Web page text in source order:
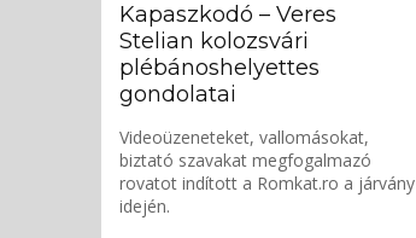
Kapaszkodó – Veres
Stelian kolozsvári
plébánoshelyettes
gondolatai
Videoüzeneteket, vallomásokat,
biztató szavakat megfogalmazó
rovatot indított a Romkat.ro a járvány
idején.